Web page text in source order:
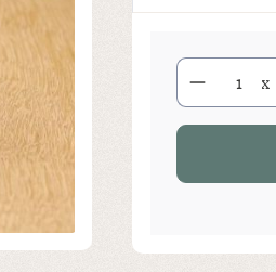
Produkt
x